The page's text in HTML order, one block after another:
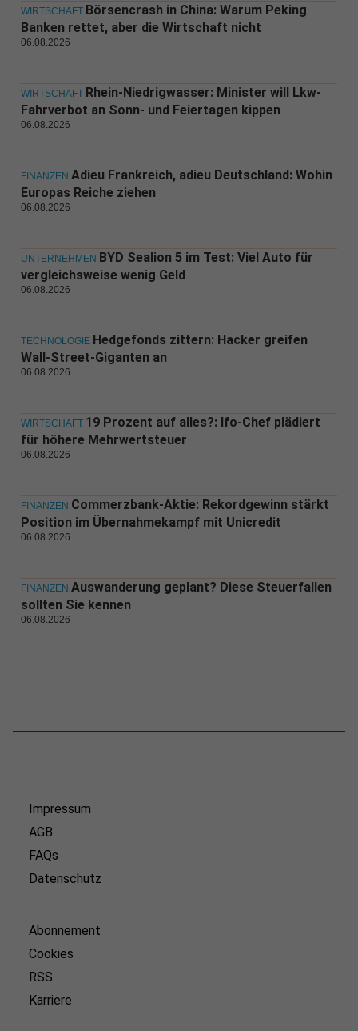
WIRTSCHAFT Börsencrash in China: Warum Peking
Banken rettet, aber die Wirtschaft nicht
06.08.2026
WIRTSCHAFT Rhein-Niedrigwasser: Minister will Lkw-
Fahrverbot an Sonn- und Feiertagen kippen
06.08.2026
FINANZEN Adieu Frankreich, adieu Deutschland: Wohin
Europas Reiche ziehen
06.08.2026
UNTERNEHMEN BYD Sealion 5 im Test: Viel Auto für
vergleichsweise wenig Geld
06.08.2026
TECHNOLOGIE Hedgefonds zittern: Hacker greifen
Wall-Street-Giganten an
06.08.2026
WIRTSCHAFT 19 Prozent auf alles?: Ifo-Chef plädiert
für höhere Mehrwertsteuer
06.08.2026
FINANZEN Commerzbank-Aktie: Rekordgewinn stärkt
Position im Übernahmekampf mit Unicredit
06.08.2026
FINANZEN Auswanderung geplant? Diese Steuerfallen
sollten Sie kennen
06.08.2026
Impressum
AGB
FAQs
Datenschutz
Abonnement
Cookies
RSS
Karriere